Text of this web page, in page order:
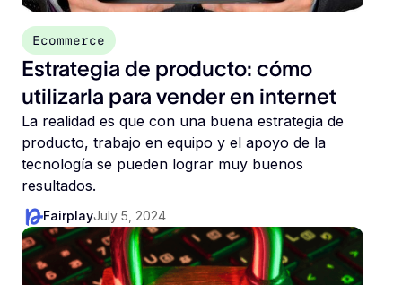
Ecommerce
Estrategia de producto: cómo
utilizarla para vender en internet
La realidad es que con una buena estrategia de
producto, trabajo en equipo y el apoyo de la
tecnología se pueden lograr muy buenos
resultados.
FairplayJuly 5, 2024